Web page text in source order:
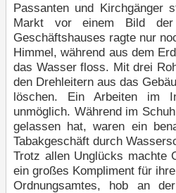
Passanten und Kirchgänger
Markt vor einem Bild der
Geschäftshauses ragte nur
Himmel, während aus dem
das Wasser floss. Mit drei
den Drehleitern aus das
löschen. Ein Arbeiten im
unmöglich. Während im
gelassen hat, waren ein
Tabakgeschäft durch
Trotz allen Unglücks machte
ein großes Kompliment für
Ordnungsamtes, hob an